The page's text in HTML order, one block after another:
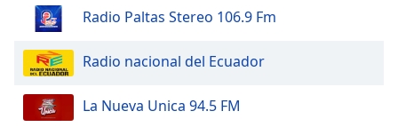
Opacity Radio Paltas Stereo 106.9 Fm
Radio nacional del Ecuador
La Nueva Unica 94.5 FM